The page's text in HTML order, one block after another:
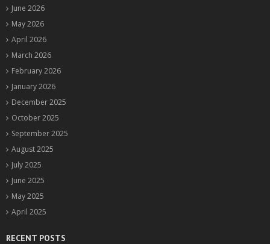
June 2026
May 2026
April 2026
March 2026
February 2026
January 2026
December 2025
October 2025
September 2025
August 2025
July 2025
June 2025
May 2025
April 2025
RECENT POSTS